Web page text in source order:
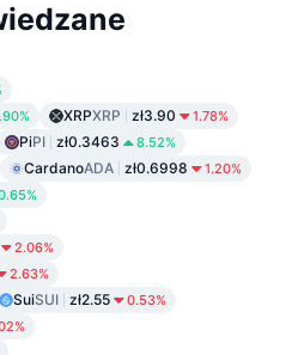
XRPXRP zł3.90 1.78%
PiPI zł0.3463 8.52%
CardanoADA zł0.6998 1.20%
2.06%
2.63%
SuiSUI zł2.55 0.53%